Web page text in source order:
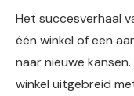
Het succesverhaal
één winkel of een
naar nieuwe
winkel uitgebreid